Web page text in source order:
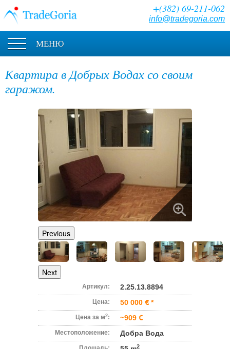
+(382) 69-211-062
info@tradegoria.com
МЕНЮ
Квартира в Добрых Водах со своим
гаражом.
Previous
Next
Артикул: 2.25.13.8894
Цена: 50 000 *
Цена за м2: ~909
Местоположение: Добра Вода
2